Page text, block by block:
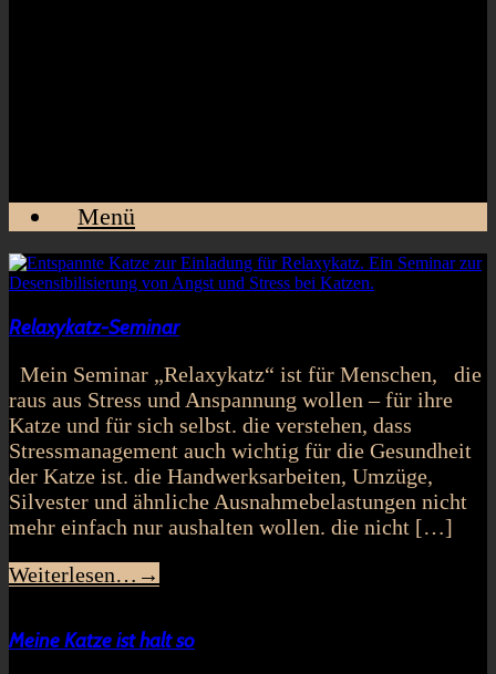
Menü
Relaxykatz-Seminar
Mein Seminar „Relaxykatz“ ist für Menschen, die
raus aus Stress und Anspannung wollen – für ihre
Katze und für sich selbst. die verstehen, dass
Stressmanagement auch wichtig für die Gesundheit
der Katze ist. die Handwerksarbeiten, Umzüge,
Silvester und ähnliche Ausnahmebelastungen nicht
mehr einfach nur aushalten wollen. die nicht […]
Weiterlesen… →
Meine Katze ist halt so